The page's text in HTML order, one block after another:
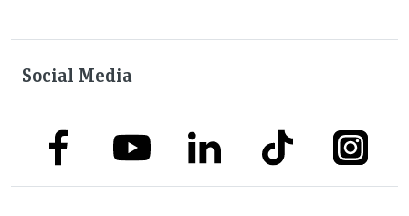
Social Media
link to facebooklink to youtubelink to linkedinlink to tiktok link to